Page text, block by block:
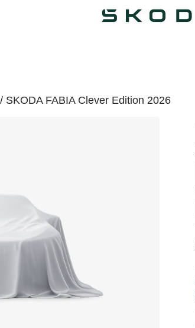
/ SKODA FABIA Clever Edition 2026